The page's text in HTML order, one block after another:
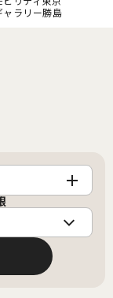
ャラリー勝島